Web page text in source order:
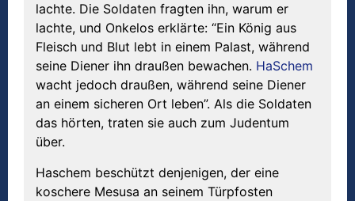
lachte. Die Soldaten fragten ihn, warum er
lachte, und Onkelos erklärte: “Ein König aus
Fleisch und Blut lebt in einem Palast, während
seine Diener ihn draußen bewachen. HaSchem
wacht jedoch draußen, während seine Diener
an einem sicheren Ort leben”. Als die Soldaten
das hörten, traten sie auch zum Judentum
über.
Haschem beschützt denjenigen, der eine
koschere Mesusa an seinem Türpfosten